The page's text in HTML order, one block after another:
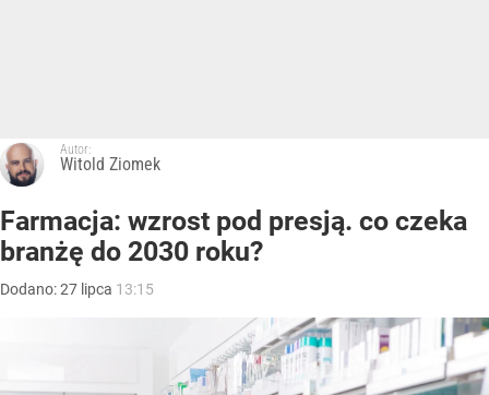
Autor:
Witold Ziomek
Farmacja: wzrost pod presją. co czeka
branżę do 2030 roku?
Dodano:27 lipca 13:15